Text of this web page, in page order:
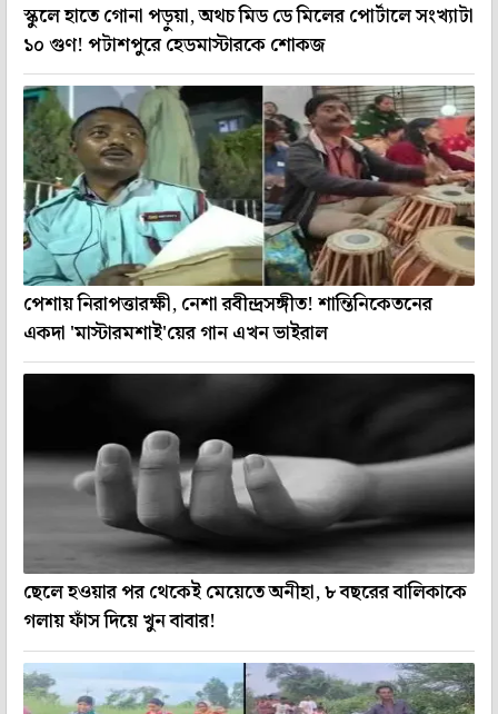
স্কুলে হাতে গোনা পড়ুয়া, অথচ মিড ডে মিলের পোর্টালে সংখ্যাটা
১০ গুণ! পটাশপুরে হেডমাস্টারকে শোকজ
পেশায় নিরাপত্তারক্ষী, নেশা রবীন্দ্রসঙ্গীত! শান্তিনিকেতনের
একদা 'মাস্টারমশাই'য়ের গান এখন ভাইরাল
ছেলে হওয়ার পর থেকেই মেয়েতে অনীহা, ৮ বছরের বালিকাকে
গলায় ফাঁস দিয়ে খুন বাবার!